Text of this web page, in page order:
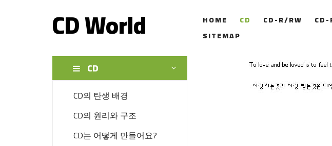
CD World HOME CD CD-R/RW CD-
SITEMAP
CD
CD의 탄생 배경
CD의 원리와 구조
CD는 어떻게 만들어요?